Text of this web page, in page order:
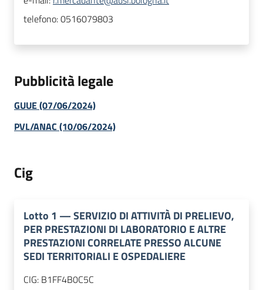
telefono:0516079803
Pubblicità legale
GUUE (07/06/2024)
PVL/ANAC (10/06/2024)
Cig
Lotto 1 —SERVIZIO DI ATTIVITÀ DI PRELIEVO,
PER PRESTAZIONI DI LABORATORIO E ALTRE
PRESTAZIONI CORRELATE PRESSO ALCUNE
SEDI TERRITORIALI E OSPEDALIERE
CIG: B1FF4B0C5C